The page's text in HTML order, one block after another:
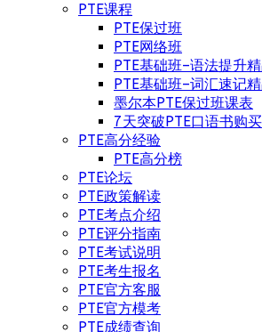
PTE课程
PTE保过班
PTE网络班
PTE基础班–语法提升
PTE基础班–词汇速记
墨尔本PTE保过班课表
7天突破PTE口语书购买
PTE高分经验
PTE高分榜
PTE论坛
PTE政策解读
PTE考点介绍
PTE评分指南
PTE考试说明
PTE考生报名
PTE官方客服
PTE官方模考
PTE成绩查询